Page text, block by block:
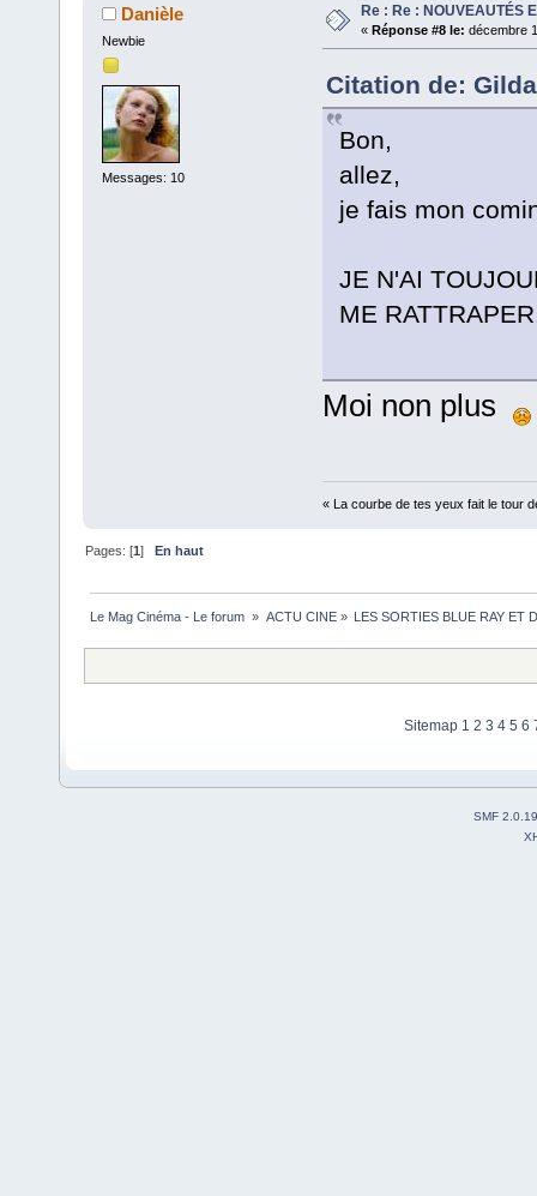
Danièle
Newbie
Messages: 10
Re : Re : NOUVEAUTÉS
« Réponse #8 le: décembre
Citation de:
Bon,
allez,
je fais mon
JE N'AI
ME
Moi non plus
« La courbe de tes yeux fait le tour
Pages: [1]En haut
Le Mag Cinéma - Le forum » ACTU CINE» LES SORTIES BLUE RAY ET
Sitemap 1 2 3 4 5 6
SMF 2.0.19